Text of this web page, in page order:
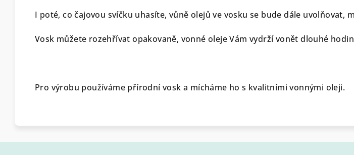
I poté, co čajovou svíčku uhasíte, vůně olejů ve vosku se bude dále uvolňovat,
Vosk můžete rozehřívat opakovaně, vonné oleje Vám vydrží vonět dlouhé
Pro výrobu používáme přírodní vosk a mícháme ho s kvalitními vonnými oleji.